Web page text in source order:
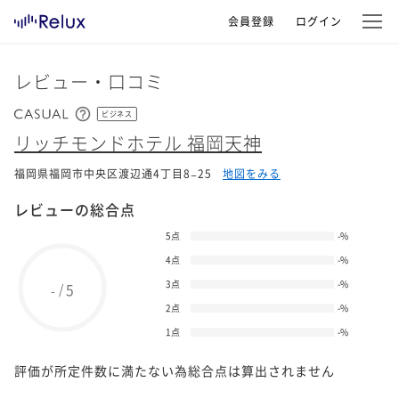
会員登録 ログイン
レビュー・口コミ
ビジネス
リッチモンドホテル 福岡天神
福岡県福岡市中央区渡辺通4丁目8−25 地図をみる
レビューの総合点
- /5
5点 -%
4点
-%
3点
-%
2点
-%
1点
-%
評価が所定件数に満たない為総合点は算出されません